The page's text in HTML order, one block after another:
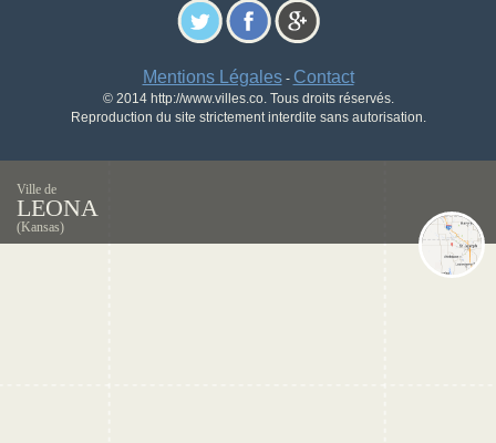
Mentions Légales- Contact
© 2014 http://www.villes.co. Tous droits réservés.
Reproduction du site strictement interdite sans autorisation.
Ville de
LEONA
(Kansas)